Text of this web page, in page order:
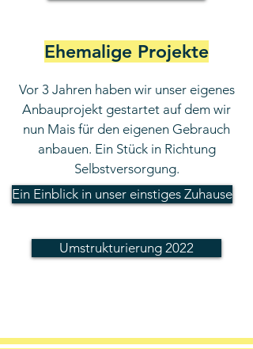
Ehemalige Projekte
Vor 3 Jahren haben wir unser eigenes
Anbauprojekt gestartet auf dem wir
nun Mais für den eigenen Gebrauch
anbauen. Ein Stück in Richtung
Selbstversorgung.
Ein Einblick in unser einstiges Zuhause
Umstrukturierung 2022